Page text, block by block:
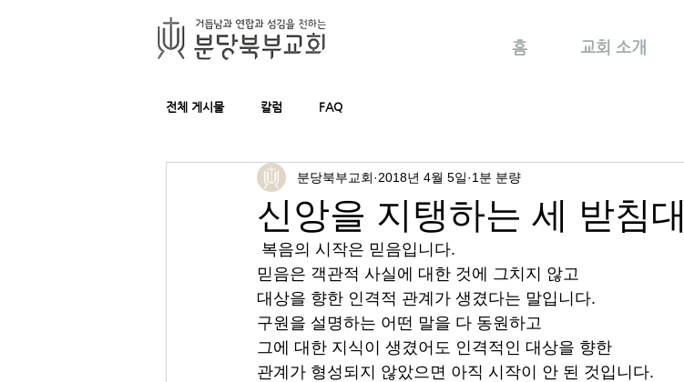
홈 교회 소개
전체 게시물 칼럼 FAQ
신앙을 지탱하는 세 받침대
분당북부교회 2018년 4월 5일 1분 분량
복음의 시작은 믿음입니다.
믿음은 객관적 사실에 대한 것에 그치지 않고
대상을 향한 인격적 관계가 생겼다는 말입니다.
구원을 설명하는 어떤 말을 다 동원하고
그에 대한 지식이 생겼어도 인격적인 대상을 향한
관계가 형성되지 않았으면 아직 시작이 안 된 것입니다.